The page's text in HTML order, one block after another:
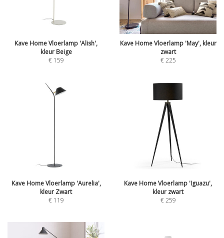
Kave Home Vloerlamp 'Alish',
kleur Beige
€ 159
Kave Home Vloerlamp 'May', kleur
zwart
€225
Kave Home Vloerlamp 'Aurelia',
kleur Zwart
€ 119
Kave Home Vloerlamp 'Iguazu',
kleur zwart
€259